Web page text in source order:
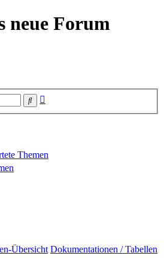
neue Forum
Suche
Themen
Übersicht Dokumentationen / Tabellen